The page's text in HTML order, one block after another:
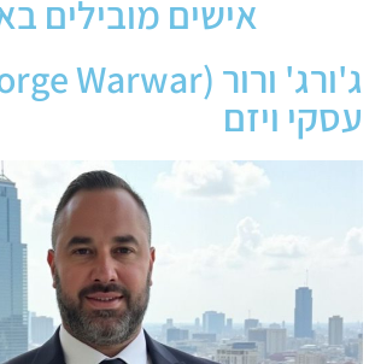
אישים מובילים
עסקי ויזם